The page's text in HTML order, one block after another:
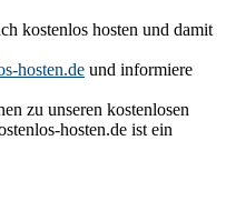
kostenlos hosten und damit
hosten.de und informiere
zu unseren kostenlosen
hosten.de ist ein